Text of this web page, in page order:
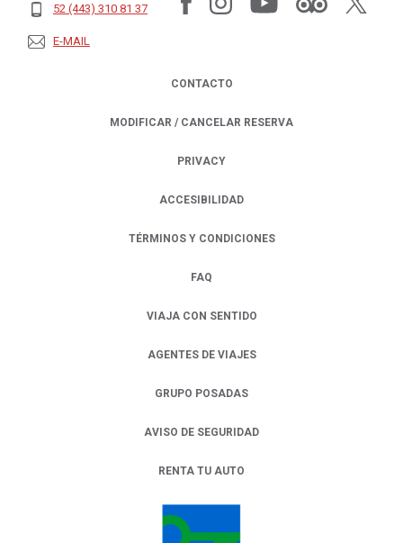
52 (443) 310 81 37
E-MAIL
CONTACTO
MODIFICAR / CANCELAR RESERVA
PRIVACY
OPENS IN A NEW TAB.
ACCESIBILIDAD
TÉRMINOS Y CONDICIONES
FAQ
VIAJA CON SENTIDO
AGENTES DE VIAJES
GRUPO POSADAS
AVISO DE SEGURIDAD
RENTA TU AUTO
OPENS IN A NEW TAB.